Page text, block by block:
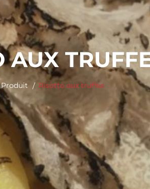
AUX
Produit Risotto aux truffes